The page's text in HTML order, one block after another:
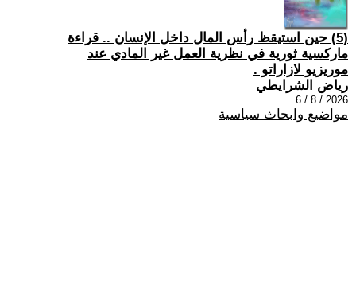
(5) حين استيقظ رأس المال داخل الإنسان .. قراءة
ماركسية ثورية في نظرية العمل غير المادي عند
موريزيو لازاراتو .
رياض الشرايطي
2026 / 8 / 6
مواضيع وابحاث سياسية